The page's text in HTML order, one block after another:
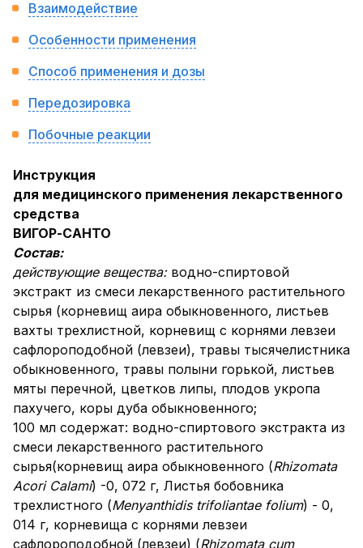
Взаимодействие
Особенности применения
Способ применения и дозы
Передозировка
Побочные реакции
Инструкция
для медицинского применения лекарственного
средства
ВИГОР-САНТО
Состав:
действующие вещества: водно-спиртовой
экстракт из смеси лекарственного растительного
сырья (корневищ аира обыкновенного, листьев
вахты трехлистной, корневищ с корнями левзеи
сафлороподобной (левзеи), травы тысячелистника
обыкновенного, травы полыни горькой, листьев
мяты перечной, цветков липы, плодов укропа
пахучего, коры дуба обыкновенного;
100 мл содержат: водно-спиртового экстракта из
смеси лекарственного растительного
сырья(корневищ аира обыкновенного (Rhizomata
Acori Calami) -0, 072 г, Листья бобовника
трехлистного (Menyanthidis trifoliantae folium) - 0,
014 г, корневища с корнями левзеи
сафлороподобной (левзеи) (Rhizomata cum